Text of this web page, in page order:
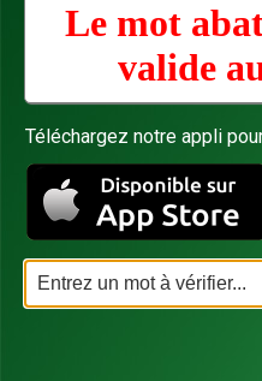
Le mot
valide
Téléchargez notre appli